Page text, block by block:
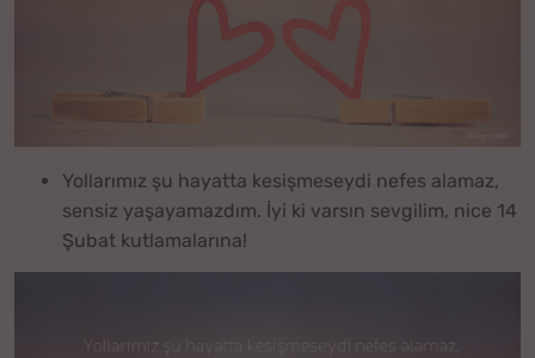
Yollarımız şu hayatta kesişmeseydi nefes alamaz,
sensiz yaşayamazdım. İyi ki varsın sevgilim, nice 14
Şubat kutlamalarına!